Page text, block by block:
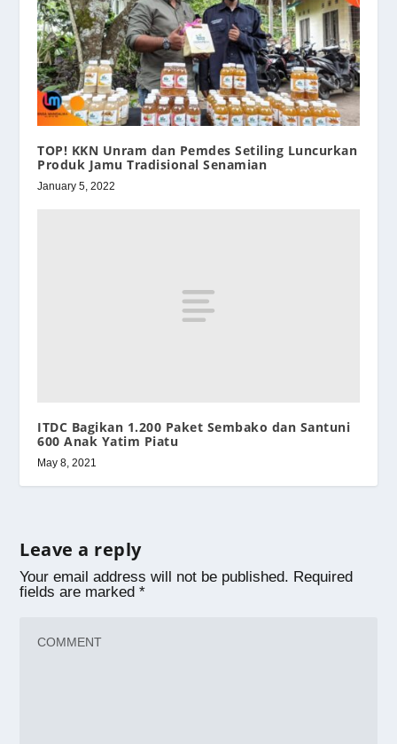
TOP! KKN Unram dan Pemdes Setiling Luncurkan
Produk Jamu Tradisional Senamian
January 5, 2022
ITDC Bagikan 1.200 Paket Sembako dan Santuni
600 Anak Yatim Piatu
May 8, 2021
Leave a reply
Your email address will not be published. Required
fields are marked*